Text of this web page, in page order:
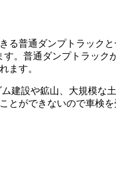
る普通ダンプトラック
。普通ダンプトラック
ます。
建設や鉱山、大規模な
とができないので車検